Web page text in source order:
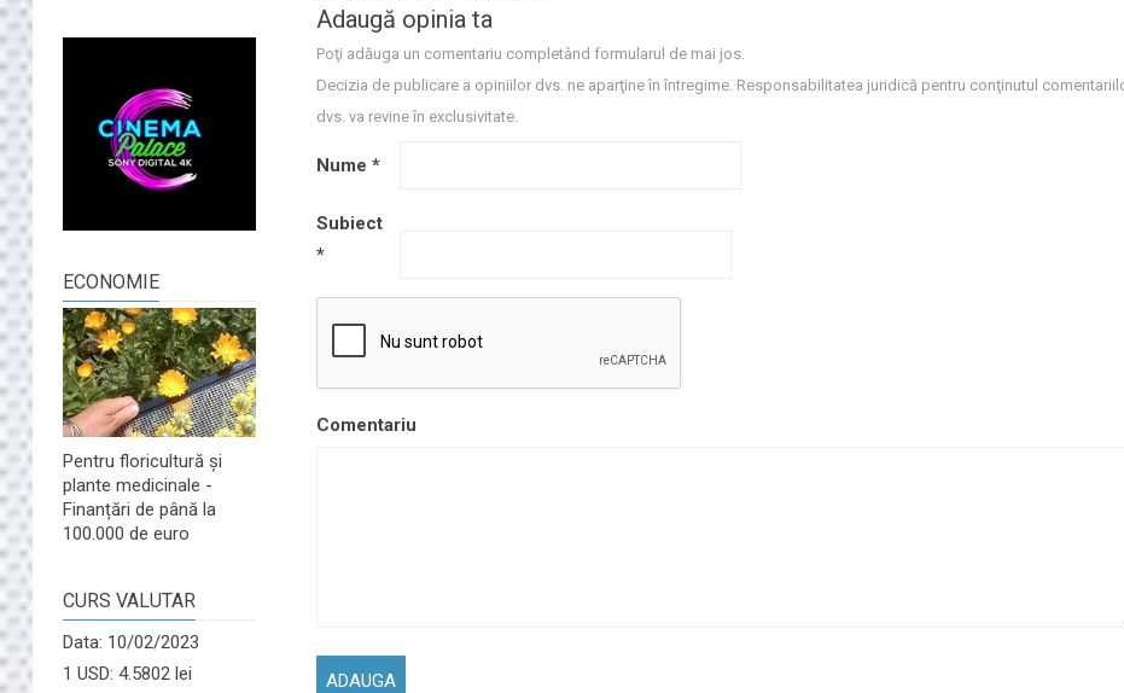
ECONOMIE
Pentru floricultură și
plante medicinale -
Finanțări de până la
100.000 de euro
CURS VALUTAR
Data: 10/02/2023
1 USD: 4.5802 lei
Adaugă opinia ta
Poţi adăuga un comentariu completând formularul de mai jos.
Decizia de publicare a opiniilor dvs. ne aparţine în întregime. Responsabilitatea juridică pentru conţinutul
dvs. va revine în exclusivitate.
Nume *
Subiect
*
Comentariu